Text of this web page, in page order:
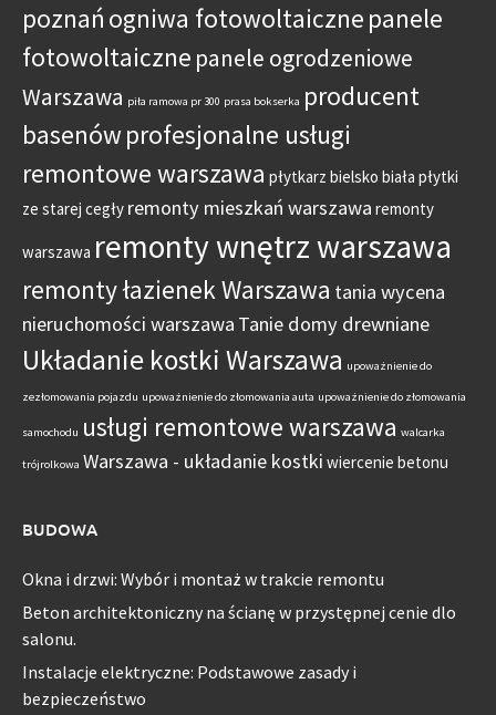
poznań ogniwa fotowoltaiczne panele
fotowoltaiczne panele ogrodzeniowe
Warszawa piła ramowa pr 300 prasa bokserka producent
basenów profesjonalne usługi
remontowe warszawa płytkarz bielsko biała płytki
ze starej cegły remonty mieszkań warszawa remonty
warszawa remonty wnętrz warszawa
remonty łazienek Warszawa tania wycena
nieruchomości warszawa Tanie domy drewniane
Układanie kostki Warszawa upoważnienie do
zezłomowania pojazdu upoważnienie do złomowania auta upoważnienie do złomowania
samochodu usługi remontowe warszawa walcarka
trójrolkowa Warszawa - układanie kostki wiercenie betonu
BUDOWA
Okna i drzwi: Wybór i montaż w trakcie remontu
Beton architektoniczny na ścianę w przystępnej cenie dlo
salonu.
Instalacje elektryczne: Podstawowe zasady i
bezpieczeństwo